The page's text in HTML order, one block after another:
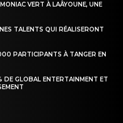
VERT À LAÂYOUNE, UNE
TALENTS QUI RÉALISERONT
PARTICIPANTS À TANGER EN
DE GLOBAL ENTERTAINMENT ET